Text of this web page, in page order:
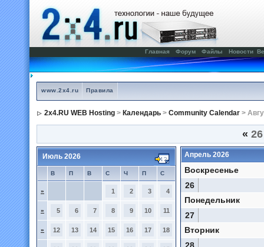
Главная Форум Файлы Новости
www.2x4.ru Правила
2x4.RU WEB Hosting > Календарь > Community Calendar >
«
Июль 2026
В П В С Ч П С
» 1 2 3 4
» 5 6 7 8 9 10 11
» 12 13 14 15 16 17 18
Апрель 2026
Воскресенье
26
Понедельник
27
Вторник